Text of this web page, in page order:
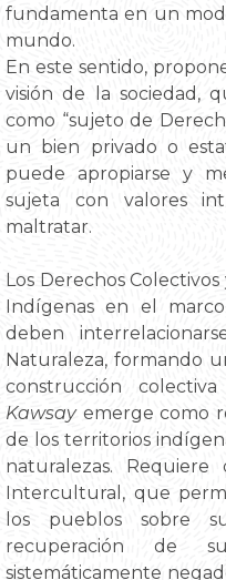
fundamenta en un
mundo.
En este sentido,
visión de la sociedad,
como “sujeto de
un bien privado o
puede apropiarse y
sujeta con valores
maltratar.
Los Derechos
Indígenas en el
deben
Naturaleza, formando
construcción
Kawsayemerge como
de los territorios
naturalezas.
Intercultural, que
los pueblos sobre
recuperación de
sistemáticamente